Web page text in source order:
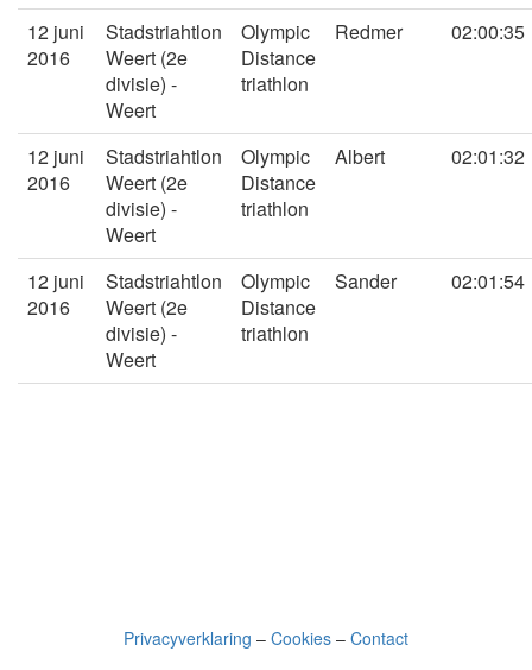
12 juni
2016
Stadstriahtlon
Weert (2e
divisie) -
Weert
Olympic
Distance
triathlon
Redmer 02:00:35
12 juni
2016
Stadstriahtlon
Weert (2e
divisie) -
Weert
Olympic
Distance
triathlon
Albert 02:01:32
12 juni
2016
Stadstriahtlon
Weert (2e
divisie) -
Weert
Olympic
Distance
triathlon
Sander 02:01:54
Privacyverklaring – Cookies – Contact